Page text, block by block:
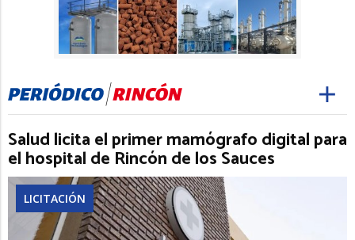
Salud licita el primer mamógrafo digital para
el hospital de Rincón de los Sauces
LICITACIÓN